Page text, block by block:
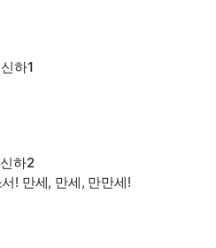
신하1
신하2
! 만세, 만세, 만만세!